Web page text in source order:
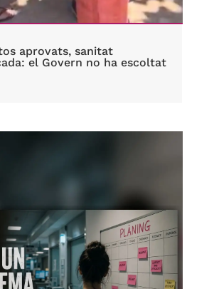
aprovats, sanitat
el Govern no ha escoltat